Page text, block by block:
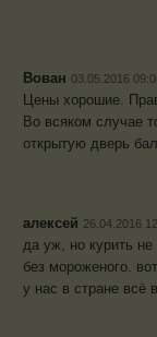
Вован 03.05.2016
Цены хорошие.
Во всяком случае
открытую дверь
алексей 26.04.2016
да уж, но курить
без мороженого.
у нас в стране всё